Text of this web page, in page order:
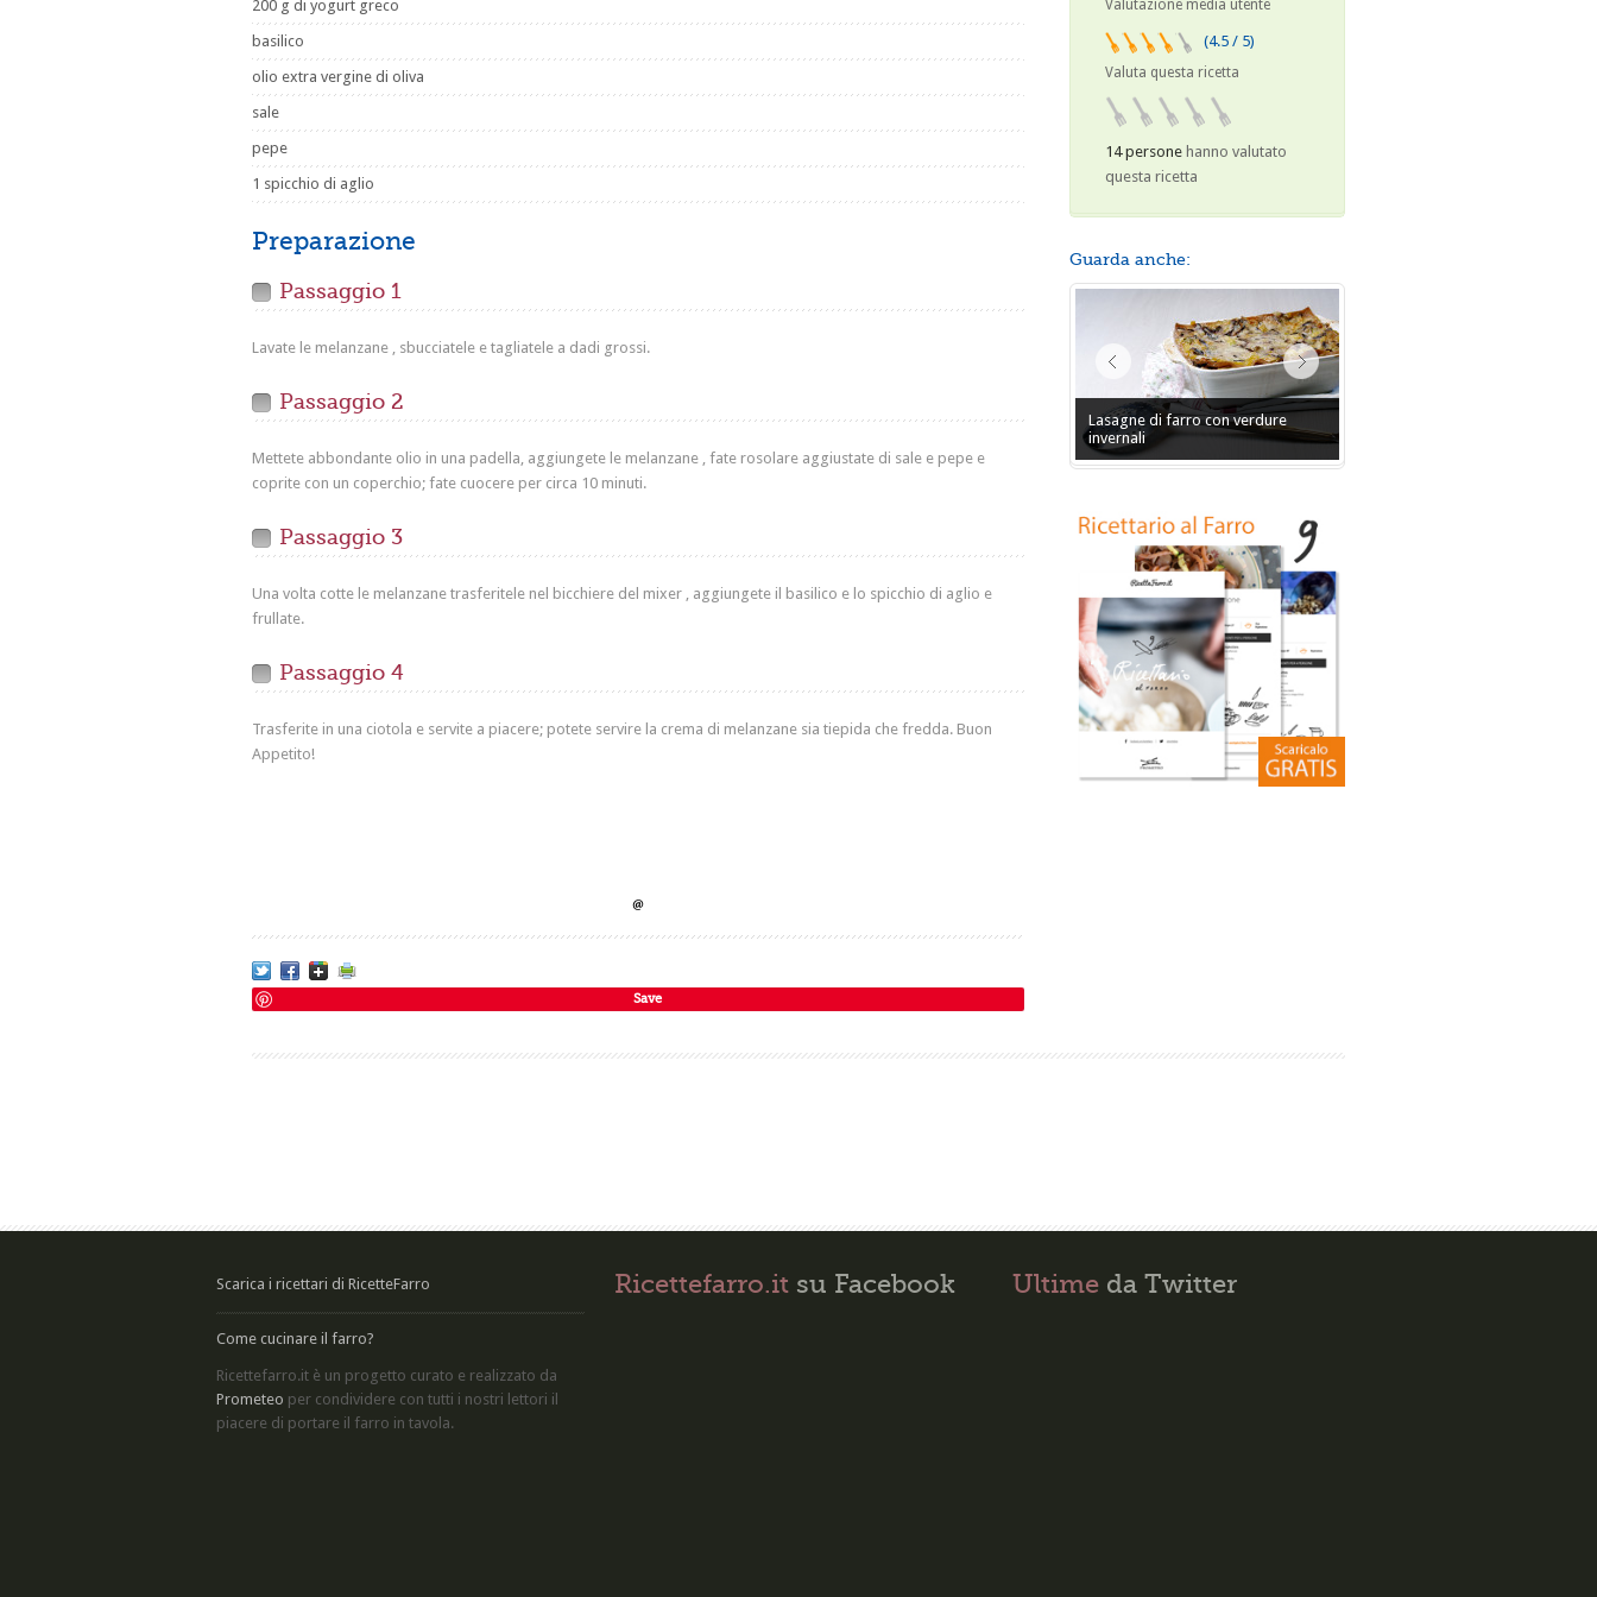
200 g di yogurt greco
basilico
olio extra vergine di oliva
sale
pepe
1 spicchio di aglio
Preparazione
Passaggio 1
Lavate le melanzane , sbucciatele e tagliatele a dadi grossi.
Passaggio 2
Mettete abbondante olio in una padella, aggiungete le melanzane , fate rosolare aggiustate di sale e pepe e
coprite con un coperchio; fate cuocere per circa 10 minuti.
Passaggio 3
Una volta cotte le melanzane trasferitele nel bicchiere del mixer , aggiungete il basilico e lo spicchio di aglio e
frullate.
Passaggio 4
Trasferite in una ciotola e servite a piacere; potete servire la crema di melanzane sia tiepida che fredda. Buon
Appetito!
Save
Valutazione media utente
(4.5 / 5)
Valuta questa ricetta
14 persone hanno valutato
questa ricetta
Guarda anche:
Lasagne di farro con verdure
invernali
Scarica i ricettari di RicetteFarro
Come cucinare il farro?
Ricettefarro.it è un progetto curato e realizzato da
Prometeo per condividere con tutti i nostri lettori il
piacere di portare il farro in tavola.
Ricettefarro.it su Facebook Ultime da Twitter